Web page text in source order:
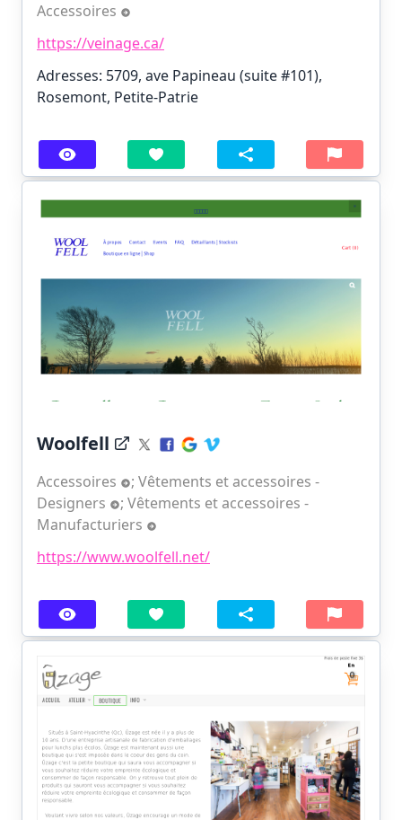
Accessoires
https://veinage.ca/
Adresses: 5709, ave Papineau (suite #101),
Rosemont, Petite-Patrie
Woolfell
Accessoires ; Vêtements et accessoires -
Designers
; Vêtements et accessoires -
Manufacturiers
https://www.woolfell.net/